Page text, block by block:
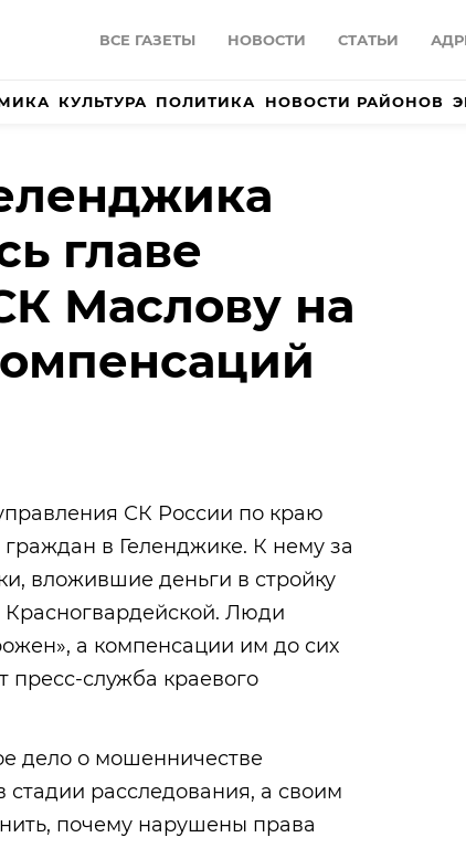
ВСЕ ГАЗЕТЫ НОВОСТИ СТАТЬИ
КУЛЬТУРА ПОЛИТИКА НОВОСТИ РАЙОНОВ
главе
Маслову на
СК России по краю
в Геленджике. К нему за
вложившие деньги в стройку
Люди
а компенсации им до сих
служба краевого
дело о мошенничестве
расследования, а своим
почему нарушены права